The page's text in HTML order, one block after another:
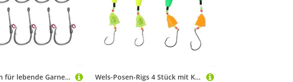
Angelhaken für lebende Garnelen, Karbonstahl-Haken für effizientes Wels- und Barschangeln (3/0#), 10 Stück
Wels-Posen-Rigs 4 Stück mit Kreishaken und drehbar für Hering-Rasseln neben Schaumstoffglocken-Indikatoren für effektives Angel-Rig-Setup, Zielen auf große Wels (Raketenglocken-Modell)